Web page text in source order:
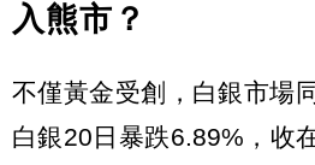
入熊市？
不僅黃金受創，白銀市場
白銀20日暴跌6.89%，收